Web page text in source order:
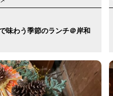
味わう季節のランチ＠岸和